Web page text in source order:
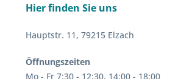
Hier finden Sie uns
Hauptstr. 11, 79215 Elzach
Öffnungszeiten
Mo - Fr 7:30 - 12:30, 14:00 - 18:00